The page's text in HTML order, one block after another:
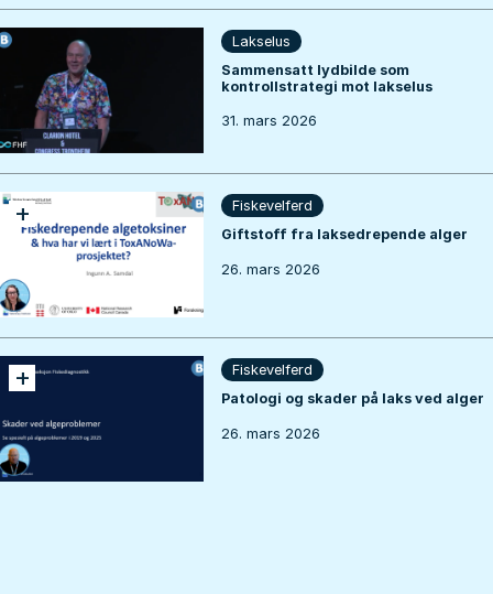
Lakselus
Sammensatt lydbilde som
kontrollstrategi mot lakselus
31. mars 2026
+
Fiskevelferd
Giftstoff fra laksedrepende alger
26. mars 2026
+
Fiskevelferd
Patologi og skader på laks ved alger
26. mars 2026